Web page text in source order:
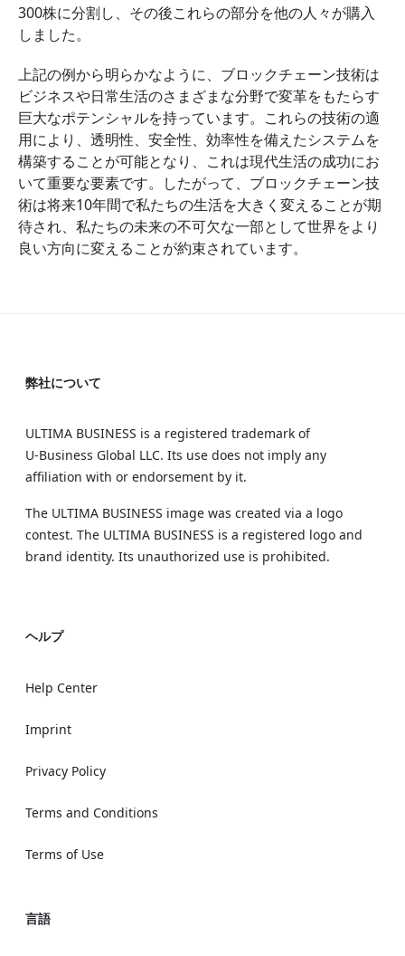
300株に分割し、その後これらの部分を他の人々が購入
しました。
上記の例から明らかなように、ブロックチェーン技術は
ビジネスや日常生活のさまざまな分野で変革をもたらす
巨大なポテンシャルを持っています。これらの技術の適
用により、透明性、安全性、効率性を備えたシステムを
構築することが可能となり、これは現代生活の成功にお
いて重要な要素です。したがって、ブロックチェーン技
術は将来10年間で私たちの生活を大きく変えることが期
待され、私たちの未来の不可欠な一部として世界をより
良い方向に変えることが約束されています。
弊社について
ULTIMA BUSINESS is a registered trademark of
U‑Business Global LLC. Its use does not imply any
affiliation with or endorsement by it.
The ULTIMA BUSINESS image was created via a logo
contest. The ULTIMA BUSINESS is a registered logo and
brand identity. Its unauthorized use is prohibited.
ヘルプ
Help Center
Imprint
Privacy Policy
Terms and Conditions
Terms of Use
言語